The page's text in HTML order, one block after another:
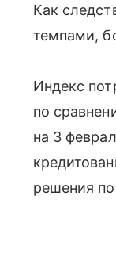
Как
темпами,
Индекс
по
на 3
решения